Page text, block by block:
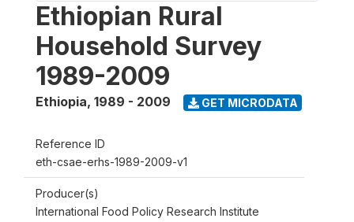
Ethiopian Rural
Household Survey
1989-2009
Ethiopia, 1989 - 2009 GET MICRODATA
Reference ID
eth-csae-erhs-1989-2009-v1
Producer(s)
International Food Policy Research Institute